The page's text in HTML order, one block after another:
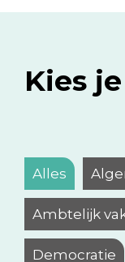
Kies
Alles
Ambtelijk
Democratie